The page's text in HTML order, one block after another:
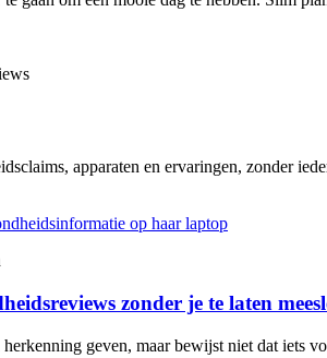
apparaten en ervaringen, zonder
zonder je te laten
geven, maar bewijst niet dat iets